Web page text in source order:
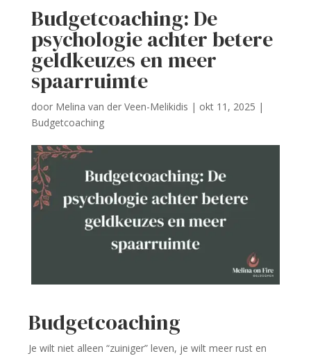
Budgetcoaching: De
psychologie achter betere
geldkeuzes en meer
spaarruimte
door Melina van der Veen-Melikidis | okt 11, 2025 |
Budgetcoaching
Budgetcoaching
Je wilt niet alleen “zuiniger” leven, je wilt meer rust en